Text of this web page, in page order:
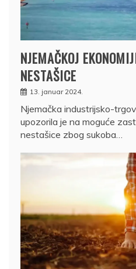
NJEMAČKOJ
NESTAŠICE
13. januar 2024.
Njemačka industrijsko-
upozorila je na moguće
nestašice zbog sukoba…